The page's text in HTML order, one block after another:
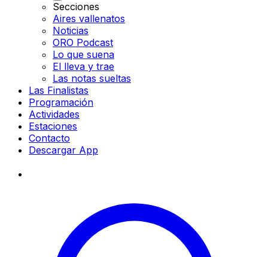
Secciones
Aires vallenatos
Noticias
ORO Podcast
Lo que suena
El lleva y trae
Las notas sueltas
Las Finalistas
Programación
Actividades
Estaciones
Contacto
Descargar App